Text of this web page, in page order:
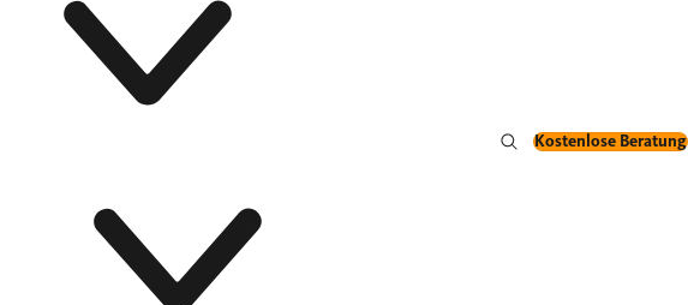
Kostenlose Beratung